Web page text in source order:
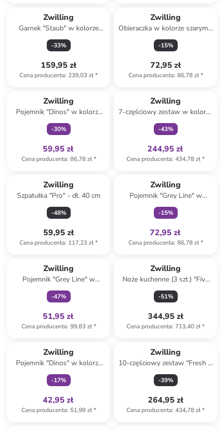
Zwilling
Garnek "Staub" w kolorze
czarnym do fondue - 350 ml
-33%
159,95 zł
Cena producenta: 239,03 zł*
Zwilling
Obieraczka w kolorze szarym -
dł. 18 cm
-15%
72,95 zł
Cena producenta: 86,78 zł*
Zwilling
Pojemnik "Dinos" w kolorze
białym na lunch - 1,6 l
-30%
59,95 zł
Cena producenta: 86,78 zł*
Zwilling
7-częściowy zestaw w kolorze
biało-szarym do pakowania
próżniowego
-43%
244,95 zł
Cena producenta: 434,78 zł*
Zwilling
Szpatułka "Pro" - dł. 40 cm
-48%
59,95 zł
Cena producenta: 117,23 zł*
Zwilling
Pojemnik "Grey Line" w
kolorze białym na lunch - 1,6 l
-15%
72,95 zł
Cena producenta: 86,78 zł*
Zwilling
Pojemnik "Grey Line" w
kolorze białym na lunch - 2 l
-47%
51,95 zł
Cena producenta: 99,83 zł*
Zwilling
Noże kuchenne (3 szt.) "Five
Star" w kolorze czarnym
-51%
344,95 zł
Cena producenta: 713,40 zł*
Zwilling
Pojemnik "Dinos" w kolorze
białym na lunch - 500 ml
-17%
42,95 zł
Cena producenta: 51,98 zł*
Zwilling
10-częściowy zestaw "Fresh &
Save Cube" w kolorze białym
-39%
264,95 zł
Cena producenta: 434,78 zł*